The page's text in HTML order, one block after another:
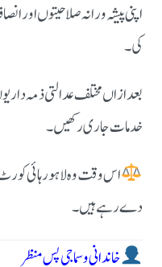
اپنی پیشہ ورانہ صلاحیتوں
کی۔
بعد ازاں مختلف عدالتی ذمہ
خدمات جاری رکھیں۔
اس وقت وہ لاہور ہائی
دے رہے ہیں۔
خاندانی و سماجی پس منظر